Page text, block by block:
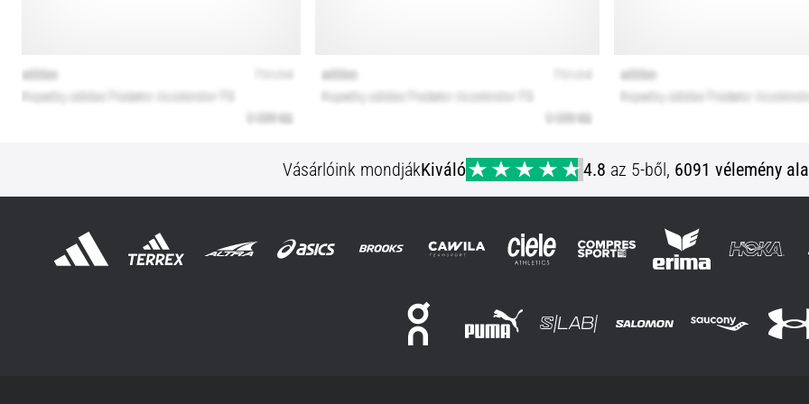
Vásárlóink mondjákKiváló 4.8 az 5-ből, 6091 vélemény